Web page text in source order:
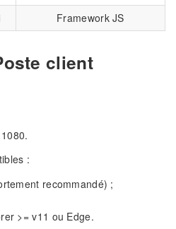
Framework JS
client
:
recommandé) ;
>= v11 ou Edge.